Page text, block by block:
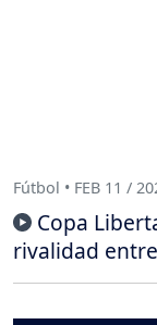
Fútbol • FEB 11 /
Copa
rivalidad